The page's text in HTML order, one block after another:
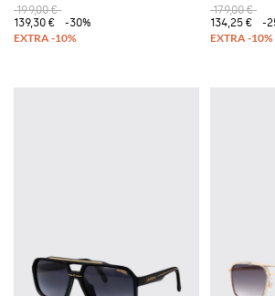
199,00 €
139,30 €
-30%
179,00 €
134,25 €
-